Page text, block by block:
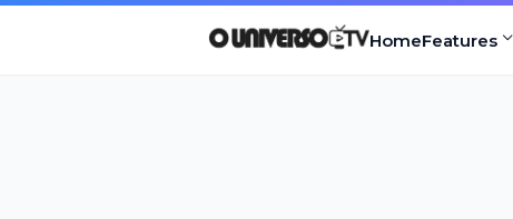
HomeFeatures